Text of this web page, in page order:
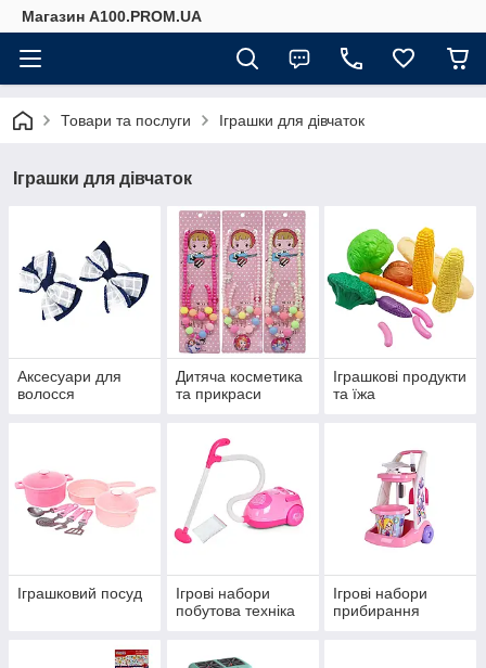
Магазин A100.PROM.UA
Товари та послуги Іграшки для дівчаток
Іграшки для дівчаток
Аксесуари для
волосся
Дитяча косметика
та прикраси
Іграшкові продукти
та їжа
Іграшковий посуд
Ігрові набори
побутова техніка
Ігрові набори
прибирання